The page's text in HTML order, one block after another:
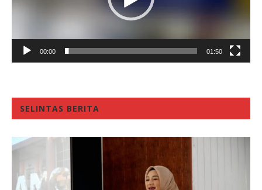
00:00 01:50
SELINTAS BERITA